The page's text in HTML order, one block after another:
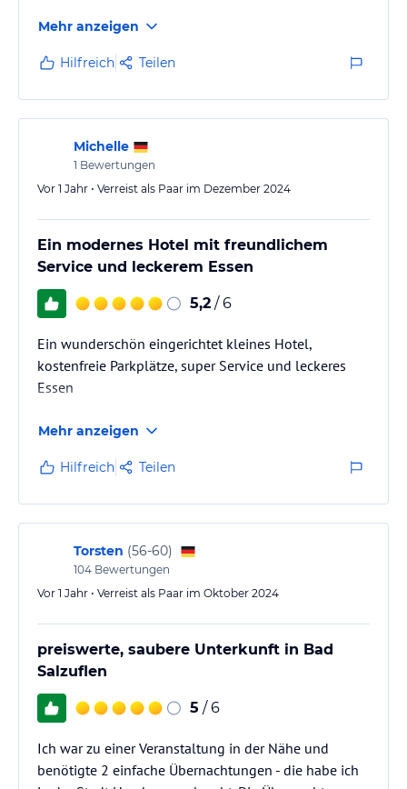
waren schon mal sehr lecker. Das Bett ist nicht zu
weich, ich liege bequem, gute Nacht! :-)
Mehr anzeigen
Hilfreich Teilen
Michelle
1 Bewertungen
Vor 1 Jahr • Verreist als Paar im Dezember 2024
Ein modernes Hotel mit freundlichem
Service und leckerem Essen
5,2 / 6
Ein wunderschön eingerichtet kleines Hotel,
kostenfreie Parkplätze, super Service und leckeres
Essen
Mehr anzeigen
Hilfreich Teilen
Torsten (56-60)
104 Bewertungen
Vor 1 Jahr • Verreist als Paar im Oktober 2024
preiswerte, saubere Unterkunft in Bad
Salzuflen
5 / 6
Ich war zu einer Veranstaltung in der Nähe und
benötigte 2 einfache Übernachtungen - die habe ich